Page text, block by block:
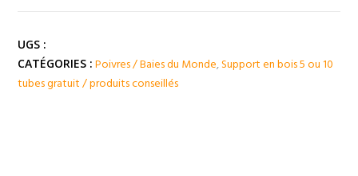
du
BHOUTAN
UGS :
CATÉGORIES : Poivres / Baies du Monde,Support en bois 5 ou 10
tubes gratuit / produits conseillés